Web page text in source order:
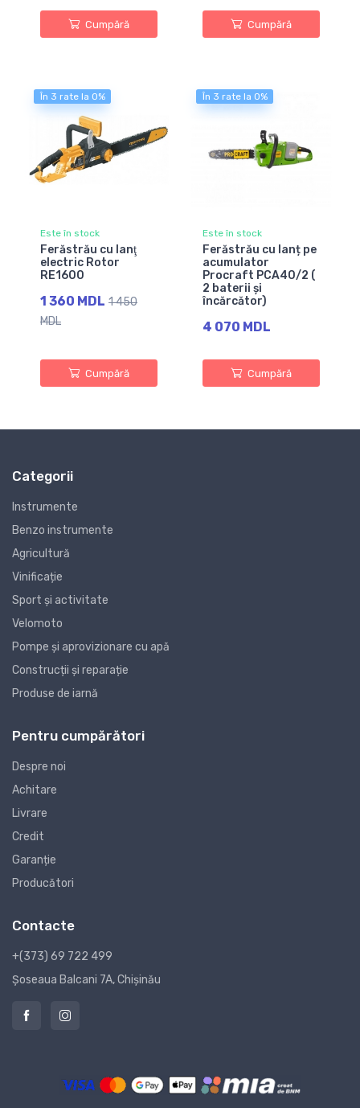
Cumpără Cumpără
În 3 rate la 0%
Este în stock
Ferăstrău cu lanţ
electric Rotor
RE1600
1 360 MDL 1 450
MDL
Cumpără
În 3 rate la 0%
Este în stock
Ferăstrău cu lanț pe
acumulator
Procraft PCA40/2 (
2 baterii și
încărcător)
4 070 MDL
Cumpără
Categorii
Instrumente
Benzo instrumente
Agricultură
Vinificație
Sport și activitate
Velomoto
Pompe și aprovizionare cu apă
Construcții și reparație
Produse de iarnă
Pentru cumpărători
Despre noi
Achitare
Livrare
Credit
Garanție
Producători
Contacte
+(373) 69 722 499
Șoseaua Balcani 7A, Chișinău